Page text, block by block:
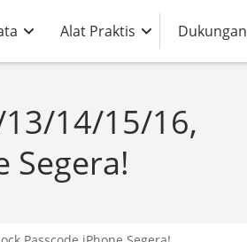
Alat Praktis Dukungan
13/14/15/16,
Segera!